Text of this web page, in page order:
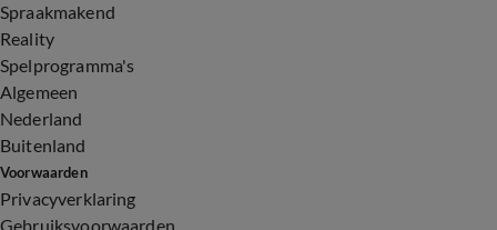
Spraakmakend
Reality
Spelprogramma's
Algemeen
Nederland
Buitenland
Voorwaarden
Privacyverklaring
Gebruiksvoorwaarden